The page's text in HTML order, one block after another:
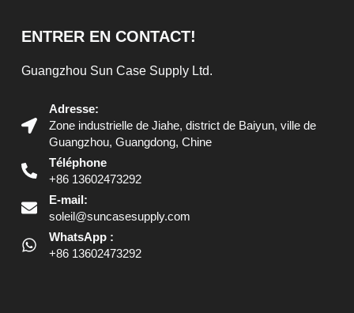
ENTRER EN CONTACT!
Guangzhou Sun Case Supply Ltd.
Adresse:
Zone industrielle de Jiahe, district de Baiyun, ville de
Guangzhou, Guangdong, Chine
Téléphone
+86 13602473292
E-mail:
soleil@suncasesupply.com
WhatsApp :
+86 13602473292